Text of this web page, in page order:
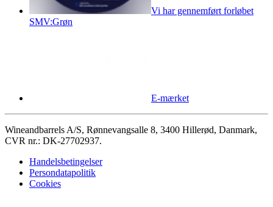
Vi har gennemført forløbet
SMV:Grøn
E-mærket
Wineandbarrels A/S, Rønnevangsalle 8, 3400 Hillerød, Danmark,
CVR nr.: DK-27702937.
Handelsbetingelser
Persondatapolitik
Cookies